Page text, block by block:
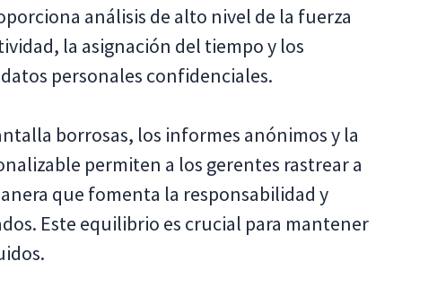
análisis de alto nivel de la fuerza
la asignación del tiempo y los
personales confidenciales.
borrosas, los informes anónimos y la
permiten a los gerentes rastrear a
que fomenta la responsabilidad y
Este equilibrio es crucial para mantener